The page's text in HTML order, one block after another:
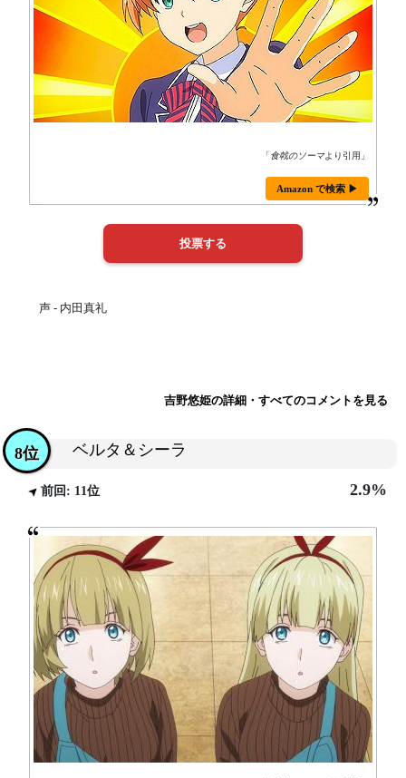
「食戟のソーマより引用」
Amazon で検索 ▶
声 - 内田真礼
吉野悠姫の詳細・すべてのコメントを見る
ベルタ＆シーラ
8位
前回: 11位 2.9%